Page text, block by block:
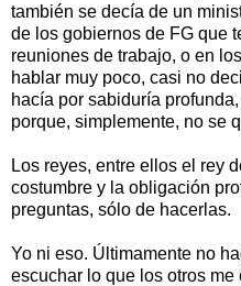
también se decía de un
de los gobiernos de FG que
reuniones de trabajo, o en
hablar muy poco, casi no
hacía por sabiduría
porque, simplemente, no se
Los reyes, entre ellos el rey
costumbre y la obligación
preguntas, sólo de hacerlas.
Yo ni eso. Últimamente no
escuchar lo que los otros